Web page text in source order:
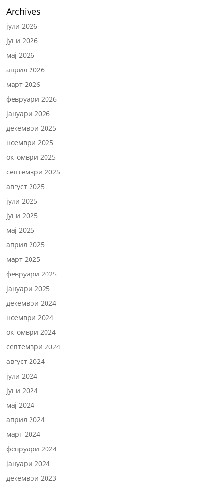
Archives
јули 2026
јуни 2026
мај 2026
април 2026
март 2026
февруари 2026
јануари 2026
декември 2025
ноември 2025
октомври 2025
септември 2025
август 2025
јули 2025
јуни 2025
мај 2025
април 2025
март 2025
февруари 2025
јануари 2025
декември 2024
ноември 2024
октомври 2024
септември 2024
август 2024
јули 2024
јуни 2024
мај 2024
април 2024
март 2024
февруари 2024
јануари 2024
декември 2023